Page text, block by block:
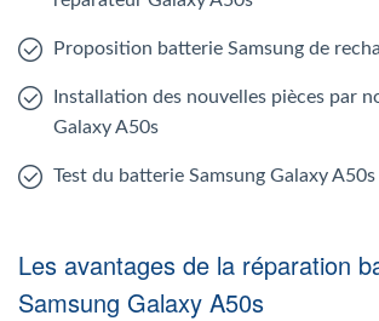
Proposition batterie Samsung de
Installation des nouvelles pièces par
Galaxy A50s
Test du batterie Samsung Galaxy A50s
Les avantages de la réparation
Samsung Galaxy A50s